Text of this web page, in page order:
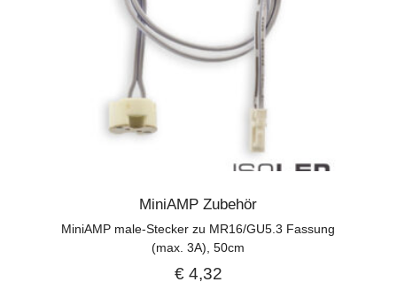
MiniAMP Zubehör
MiniAMP male-Stecker zu MR16/GU5.3 Fassung
(max. 3A), 50cm
€4,32